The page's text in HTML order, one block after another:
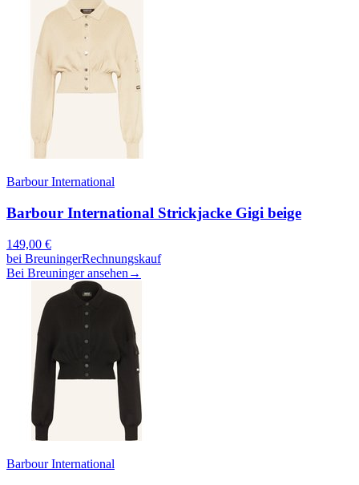
Barbour International
Barbour International Strickjacke Gigi beige
149,00 €
bei BreuningerRechnungskauf
Bei Breuninger ansehen →
Barbour International